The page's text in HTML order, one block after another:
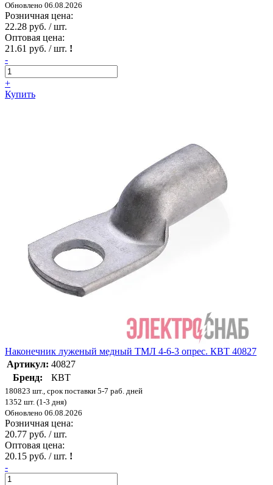
Обновлено 06.08.2026
Розничная цена:
22.28 руб. / шт.
Оптовая цена:
21.61 руб. / шт. !
-
+
Купить
Наконечник луженый медный ТМЛ 4-6-3 опрес. КВТ 40827
Артикул: 40827
Бренд:
КВТ
180823 шт., срок поставки 5-7 раб. дней
1352 шт. (1-3 дня)
Обновлено 06.08.2026
Розничная цена:
20.77 руб. / шт.
Оптовая цена:
20.15 руб. / шт. !
-